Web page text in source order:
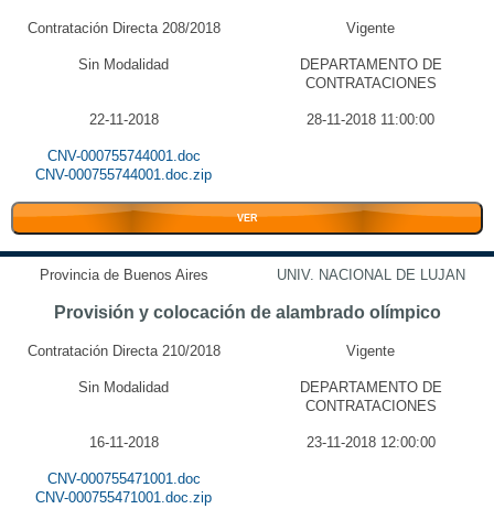
Contratación Directa 208/2018 Vigente
Sin Modalidad
DEPARTAMENTO DE
CONTRATACIONES
22-11-2018 28-11-2018 11:00:00
CNV-000755744001.doc
CNV-000755744001.doc.zip
VER
Provincia de Buenos Aires UNIV. NACIONAL DE LUJAN
Provisión y colocación de alambrado olímpico
Contratación Directa 210/2018 Vigente
Sin Modalidad
DEPARTAMENTO DE
CONTRATACIONES
16-11-2018 23-11-2018 12:00:00
CNV-000755471001.doc
CNV-000755471001.doc.zip